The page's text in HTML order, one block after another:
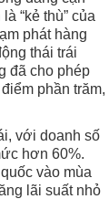
“kẻ thù” của
phát hàng
thái trái
đã cho phép
phần trăm,
với doanh số
hơn 60%.
vào mùa
lãi suất nhỏ